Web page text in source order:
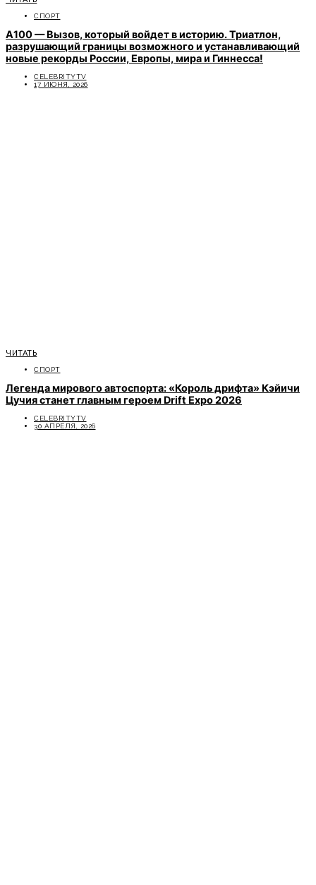
СПОРТ
A100 — Вызов, который войдет в историю. Триатлон,
разрушающий границы возможного и устанавливающий
новые рекорды России, Европы, мира и Гиннесса!
CELEBRITYTV
17 ИЮНЯ, 2026
ЧИТАТЬ
СПОРТ
Легенда мирового автоспорта: «Король дрифта» Кэйичи
Цучия станет главным героем Drift Expo 2026
CELEBRITYTV
30 АПРЕЛЯ, 2026